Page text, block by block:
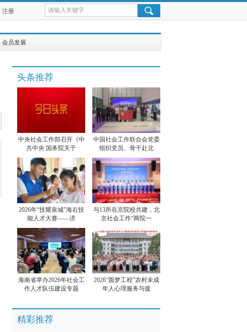
注册
会员发展
头条推荐
中央社会工作部召开《中
共中央 国务院关于
中国社会工作联合会党委
组织党员、骨干赴北
2026年“技耀泉城”海右技
能人才大赛——济
与13所在京院校共建，北
京社会工作“两院一
海南省举办2026年社会工
作人才队伍建设专题
2026“圆梦工程”农村未成
年人心理服务与援
精彩推荐